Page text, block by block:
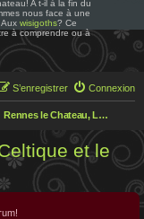
A t-il à la fin du
nous face à une
Aux wisigoths? Ce
à comprendre ou à
Connexion
S’enregistrer
Rennes le Chateau, Le rendez-vous des chercheurs
et le